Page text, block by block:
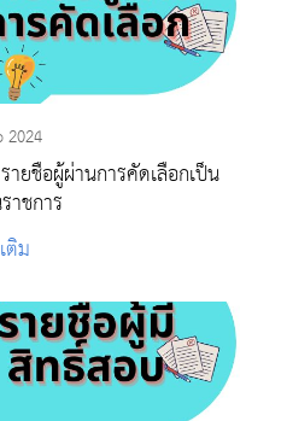
2024
ายชื่อผู้ผ่านการคัดเลือกเป็น
าชการ
ติม